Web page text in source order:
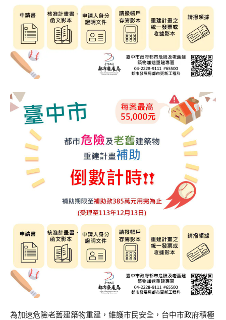
為加速危險老舊建築物重建，維護市民安全，台中市政府積極